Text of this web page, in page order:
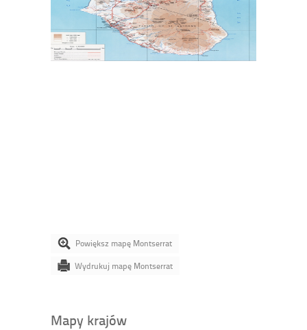
Powiększ mapę Montserrat
Wydrukuj mapę Montserrat
Mapy krajów